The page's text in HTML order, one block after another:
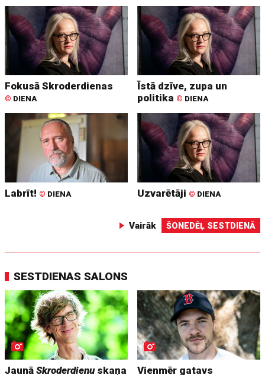
Fokusā Skroderdienas
© DIENA
Īstā dzīve, zupa un
politika © DIENA
Labrīt! © DIENA Uzvarētāji © DIENA
Vairāk ŠONEDĒĻ SESTDIENĀ
SESTDIENAS SALONS
JaunāSkroderdienuskaņa Vienmēr gatavs